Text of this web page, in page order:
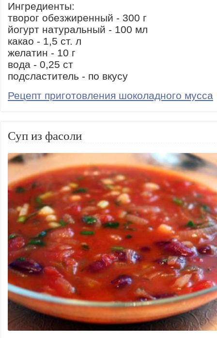
Ингредиенты:
творог обезжиренный - 300 г
йогурт натуральный - 100 мл
какао - 1,5 ст. л
желатин - 10 г
вода - 0,25 ст
подсластитель - по вкусу
Рецепт приготовления шоколадного мусса
Суп из фасоли